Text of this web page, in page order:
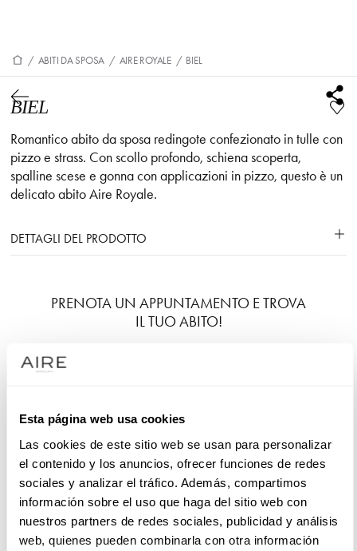
Esta página web usa cookies
Las cookies de este sitio web se usan para personalizar
el contenido y los anuncios, ofrecer funciones de redes
sociales y analizar el tráfico. Además, compartimos
información sobre el uso que haga del sitio web con
nuestros partners de redes sociales, publicidad y análisis
web, quienes pueden combinarla con otra información
/ ABITI DA SPOSA / AIRE ROYALE / BIEL
BIEL
Romantico abito da sposa redingote confezionato in tulle con
pizzo e strass. Con scollo profondo, schiena scoperta,
spalline scese e gonna con applicazioni in pizzo, questo è un
delicato abito Aire Royale.
DETTAGLI DEL PRODOTTO
PRENOTA UN APPUNTAMENTO E TROVA
IL TUO ABITO!